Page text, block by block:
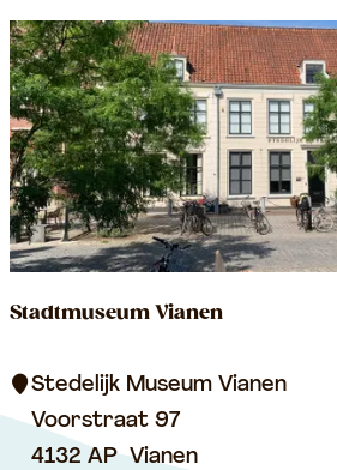
n
e
n
V
i
a
n
e
n
Stadtmuseum Vianen
S
t
Stedelijk Museum Vianen
Voorstraat 97
4132 AP Vianen